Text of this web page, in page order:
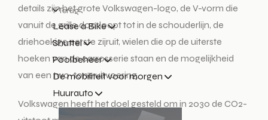
Terug
Lease a Bike
Shuttel
Poolbeheer
De mobiliteit voor morgen
Huurauto
details zijn het grote Volkswagen-logo, de V-vorm die
vanuit de grille doorloopt tot in de schouderlijn, de
driehoekige eerste zijruit, wielen die op de uiterste
hoeken van de carrosserie staan en de mogelijkheid
van een two-tone uitvoering.
Volkswagen heeft het doel gesteld om in 2030 de CO2-